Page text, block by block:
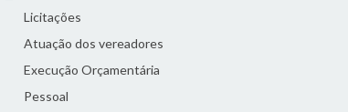
Licitações
Atuação dos vereadores
Execução Orçamentária
Pessoal